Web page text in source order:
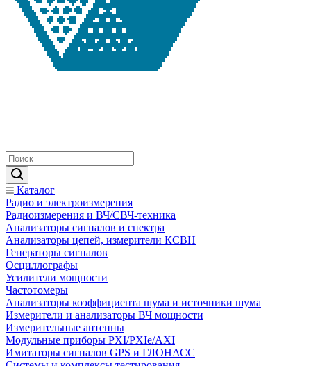
Каталог
Радио и электроизмерения
Радиоизмерения и ВЧ/СВЧ-техника
Анализаторы сигналов и спектра
Анализаторы цепей, измерители КСВН
Генераторы сигналов
Осциллографы
Усилители мощности
Частотомеры
Анализаторы коэффициента шума и источники шума
Измерители и анализаторы ВЧ мощности
Измерительные антенны
Модульные приборы PXI/PXIe/AXI
Имитаторы сигналов GPS и ГЛОНАСС